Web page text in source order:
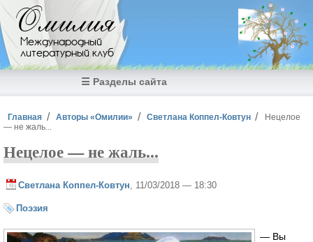
Перейти к основному содержанию
Омилия
Международный
литературный клуб
☰ Разделы сайта
Вы здесь
Главная Авторы «Омилии» Светлана Коппел-Ковтун
Нецелое
— не жаль...
Нецелое — не жаль...
Светлана Коппел-Ковтун , 11/03/2018 — 18:30
Поэзия
— Вы